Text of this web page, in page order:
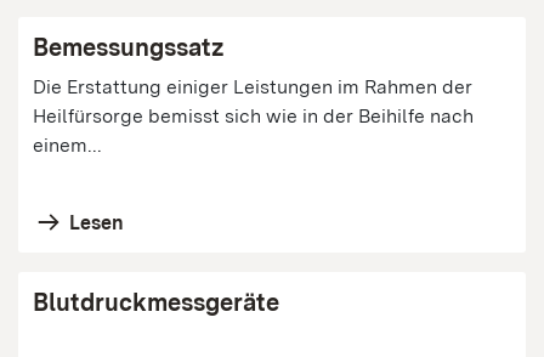
Bemessungssatz
Die Erstattung einiger Leistungen im Rahmen der
Heilfürsorge bemisst sich wie in der Beihilfe nach
einem...
Lesen
Blutdruckmessgeräte